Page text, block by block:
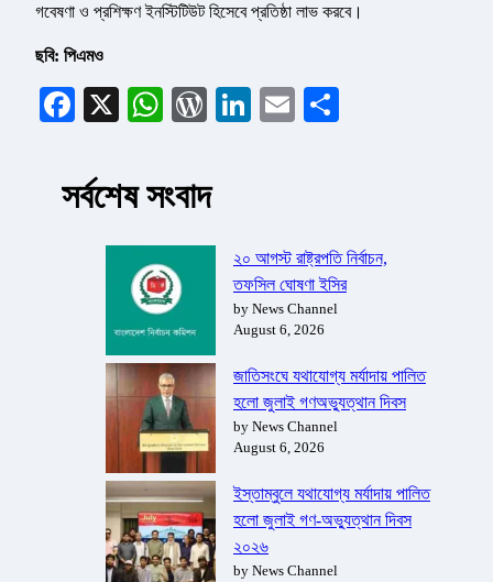
গবেষণা ও প্রশিক্ষণ ইনস্টিটিউট হিসেবে প্রতিষ্ঠা লাভ করবে।
ছবি: পিএমও
Facebook
X WhatsApp
WordPress
LinkedIn
Email
সর্বশেষ সংবাদ
২০ আগস্ট রাষ্ট্রপতি নির্বাচন,
তফসিল ঘোষণা ইসির
by News Channel
August 6, 2026
জাতিসংঘে যথাযোগ্য মর্যাদায় পালিত
হলো জুলাই গণঅভ্যুত্থান দিবস
by News Channel
August 6, 2026
ইস্তাম্বুলে যথাযোগ্য মর্যাদায় পালিত
হলো জুলাই গণ-অভ্যুত্থান দিবস
২০২৬
by News Channel